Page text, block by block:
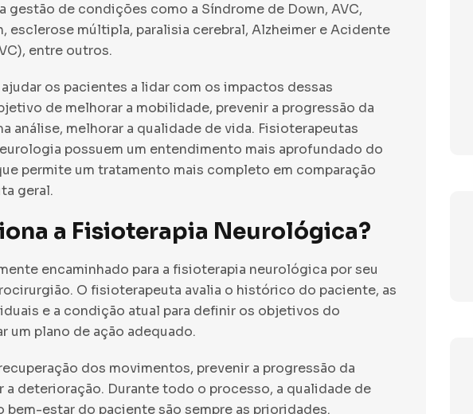
gestão de condições como a Síndrome de Down, AVC,
esclerose múltipla, paralisia cerebral, Alzheimer e Acidente
entre outros.
os pacientes a lidar com os impactos dessas
de melhorar a mobilidade, prevenir a progressão da
análise, melhorar a qualidade de vida. Fisioterapeutas
possuem um entendimento mais aprofundado do
permite um tratamento mais completo em comparação
geral.
a Fisioterapia Neurológica?
encaminhado para a fisioterapia neurológica por seu
O fisioterapeuta avalia o histórico do paciente, as
e a condição atual para definir os objetivos do
um plano de ação adequado.
dos movimentos, prevenir a progressão da
a deterioração. Durante todo o processo, a qualidade de
bem-estar do paciente são sempre as prioridades.